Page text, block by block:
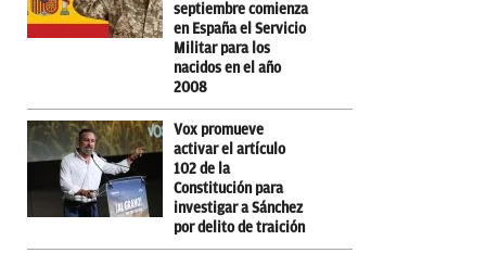
septiembre comienza
en España el Servicio
Militar para los
nacidos en el año
2008
Vox promueve
activar el artículo
102 de la
Constitución para
investigar a Sánchez
por delito de traición